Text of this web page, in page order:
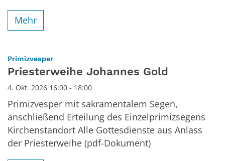
Mehr
Primizvesper:
Priesterweihe Johannes Gold
4. Okt. 2026 16:00 - 18:00
Primizvesper mit sakramentalem Segen,
anschließend Erteilung des Einzelprimizsegens
Kirchenstandort Alle Gottesdienste aus Anlass
der Priesterweihe (pdf-Dokument)